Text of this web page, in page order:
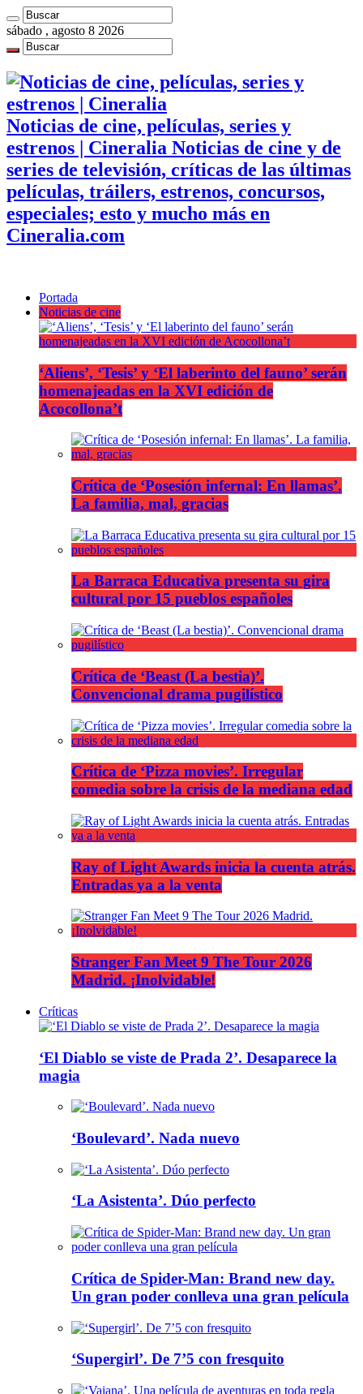
sábado , agosto 8 2026
Noticias de cine, películas, series y
estrenos | Cineralia Noticias de cine y de
series de televisión, críticas de las últimas
películas, tráilers, estrenos, concursos,
especiales; esto y mucho más en
Cineralia.com
Portada
Noticias de cine
‘Aliens’, ‘Tesis’ y ‘El laberinto del fauno’ serán
homenajeadas en la XVI edición de
Acocollona’t
Crítica de ‘Posesión infernal: En llamas’.
La familia, mal, gracias
La Barraca Educativa presenta su gira
cultural por 15 pueblos españoles
Crítica de ‘Beast (La bestia)’.
Convencional drama pugilístico
Crítica de ‘Pizza movies’. Irregular
comedia sobre la crisis de la mediana edad
Ray of Light Awards inicia la cuenta atrás.
Entradas ya a la venta
Stranger Fan Meet 9 The Tour 2026
Madrid. ¡Inolvidable!
Críticas
‘El Diablo se viste de Prada 2’. Desaparece la
magia
‘Boulevard’. Nada nuevo
‘La Asistenta’. Dúo perfecto
Crítica de Spider-Man: Brand new day.
Un gran poder conlleva una gran película
‘Supergirl’. De 7’5 con fresquito